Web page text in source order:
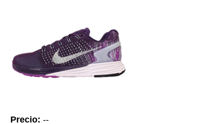
Precio: --